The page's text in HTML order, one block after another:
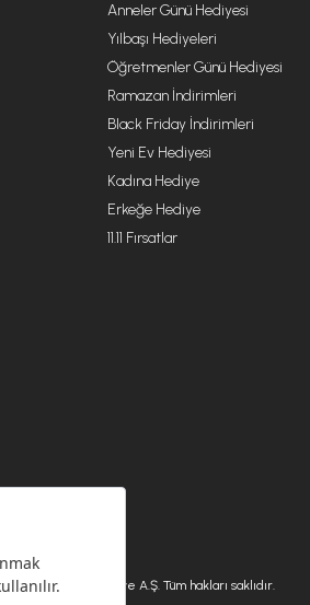
Anneler Günü Hediyesi
Yılbaşı Hediyeleri
Öğretmenler Günü Hediyesi
Ramazan İndirimleri
Black Friday İndirimleri
Yeni Ev Hediyesi
Kadına Hediye
Erkeğe Hediye
11.11 Fırsatlar
- Karaca Züccaciye A.Ş. Tüm hakları saklıdır.